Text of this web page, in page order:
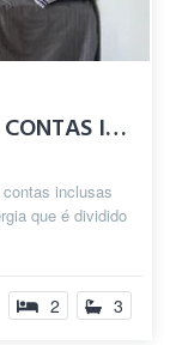
Quarto com banheiro privativo CONTAS INC...
inclusas
que é dividido
2 3